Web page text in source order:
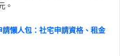
。
懶人包：社宅申請資格、租金